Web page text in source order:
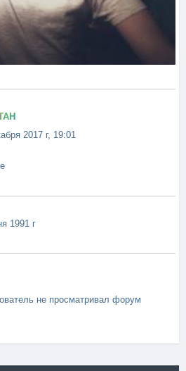
2017 г, 19:01
1991 г
не просматривал форум